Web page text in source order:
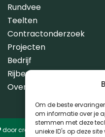
Om de beste
om informatie over je
stemmen met deze
unieke ID's op deze
Rundvee
Teelten
Contractonderzoek
Projecten
Bedrijf
Rijbewijs G
Over ons
doorcreativitijd